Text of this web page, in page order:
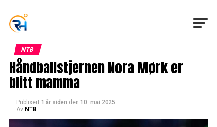
NTB
Håndballstjernen Nora Mørk er
blitt mamma
Publisert 1 år siden den 10. mai 2025
Av NTB